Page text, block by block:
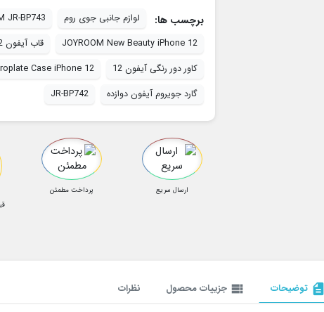
برچسب ها: لوازم جانبی جوی روم
JR-BP743
JOYROOM New Beauty iPhone 12
قاب آیفون 12 جویروم JR-BP743
کاور دور رنگی آیفون 12
Case iPhone 12
گارد جویروم آیفون دوازده
JR-BP742
ارسال سریع
پرداخت مطمئن
description توضیحات view_list جزییات محصول نظرات